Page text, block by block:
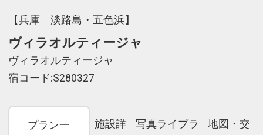
【兵庫 淡路島・五色浜】
ヴィラオルティージャ
ヴィラオルティージャ
宿コード:S280327
プラン一
施設詳
写真ライブラ
地図・交